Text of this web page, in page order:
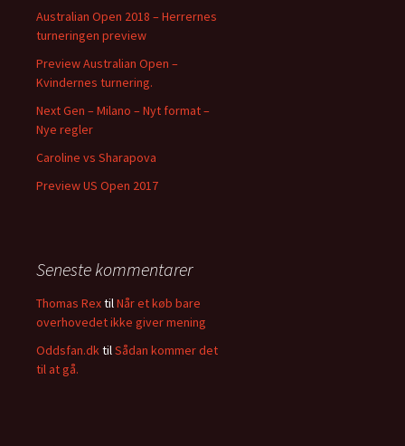
r
:
Australian Open 2018 – Herrernes
turneringen preview
Preview Australian Open –
Kvindernes turnering.
Next Gen – Milano – Nyt format –
Nye regler
Caroline vs Sharapova
Preview US Open 2017
Seneste kommentarer
Thomas RextilNår et køb bare
overhovedet ikke giver mening
Oddsfan.dktilSådan kommer det
til at gå.